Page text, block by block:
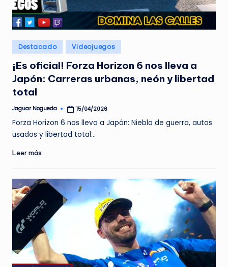
e
d
aPublicado
en
Destacado Videojuegos
¡Es oficial! Forza Horizon 6 nos lleva a
Japón: Carreras urbanas, neón y libertad
total
Publicado
Jaguar Nogueda 15/04/2026
Forza Horizon 6 nos lleva a Japón: Niebla de guerra, autos
usados y libertad total…
Leer más